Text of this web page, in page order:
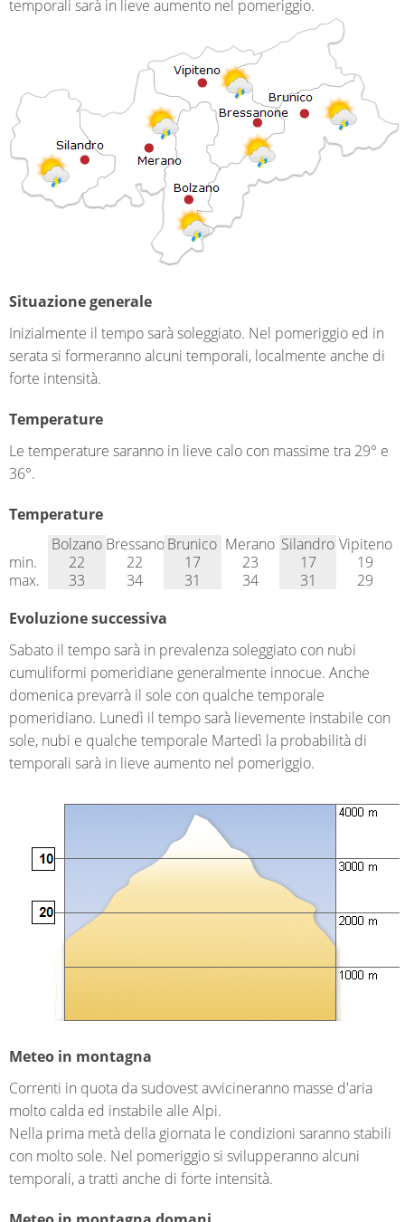
temporali sarà in lieve aumento nel pomeriggio.
Situazione generale
Inizialmente il tempo sarà soleggiato. Nel pomeriggio ed in
serata si formeranno alcuni temporali, localmente anche di
forte intensità.
Temperature
Le temperature saranno in lieve calo con massime tra 29° e
36°.
Temperature
min.
max.
Bolzano
22
33
Bressanone
22
34
Brunico
17
31
Merano
23
34
Silandro
17
31
Vipiteno
19
29
Evoluzione successiva
Sabato il tempo sarà in prevalenza soleggiato con nubi
cumuliformi pomeridiane generalmente innocue. Anche
domenica prevarrà il sole con qualche temporale
pomeridiano. Lunedì il tempo sarà lievemente instabile con
sole, nubi e qualche temporale Martedì la probabilità di
temporali sarà in lieve aumento nel pomeriggio.
Meteo in montagna
Correnti in quota da sudovest avvicineranno masse d'aria
molto calda ed instabile alle Alpi.
Nella prima metà della giornata le condizioni saranno stabili
con molto sole. Nel pomeriggio si svilupperanno alcuni
temporali, a tratti anche di forte intensità.